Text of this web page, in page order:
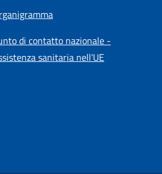
di contatto nazionale -
sanitaria nell'UE